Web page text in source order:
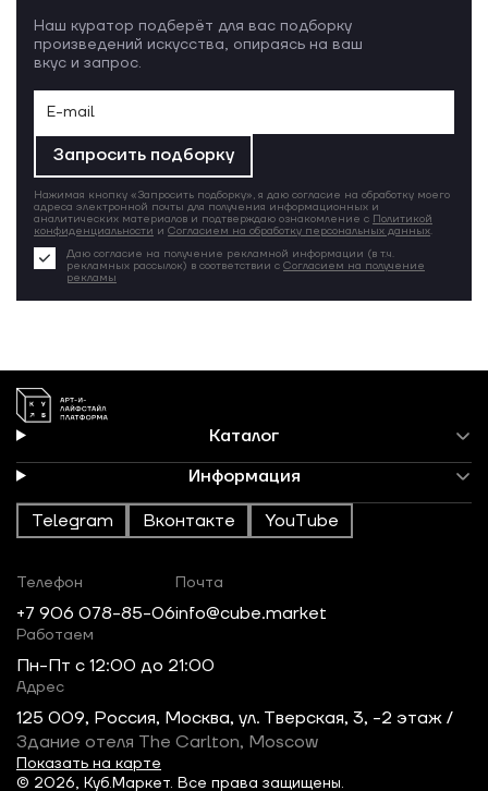
Наш куратор подберёт для вас подборку
произведений искусства, опираясь на ваш
вкус и запрос.
Запросить подборку
Нажимая кнопку «Запросить подборку», я даю согласие на обработку моего
адреса электронной почты для получения информационных и
аналитических материалов и подтверждаю ознакомление с Политикой
конфиденциальности и Согласием на обработку персональных данных
Даю согласие на получение рекламной информации (в т.ч.
рекламных рассылок) в соответствии с Согласием на получение
рекламы
Каталог
Информация
Telegram Вконтакте YouTube
© 2026, Куб.Маркет. Все права защищены.
Телефон
+7 906 078-85-06
Почта
info@cube.market
Работаем
Пн-Пт c 12:00 до 21:00
Адрес
125 009, Россия, Москва, ул. Тверская, 3, -2 этаж /
Здание отеля The Carlton, Moscow
Показать на карте